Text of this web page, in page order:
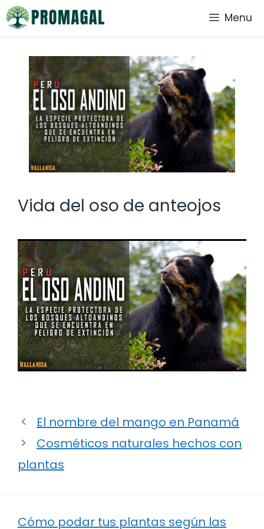
Saltar
al
Menu
Vida del oso de anteojos
El nombre del mango en Panamá
Cosméticos naturales hechos con
plantas
Cómo podar tus plantas según las